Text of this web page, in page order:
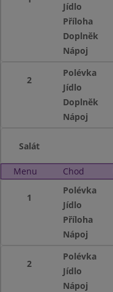
Jídlo
Příloha
Doplněk
Nápoj
2
Polévka
Jídlo
Doplněk
Nápoj
Salát
Menu Chod
1
Polévka
Jídlo
Příloha
Nápoj
2
Polévka
Jídlo
Nápoj